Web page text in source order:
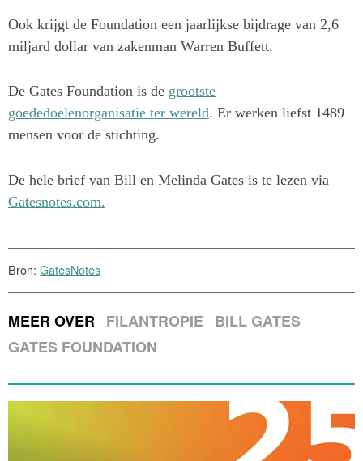
Ook krijgt de Foundation een jaarlijkse bijdrage van 2,6
miljard dollar van zakenman Warren Buffett.
De Gates Foundation is de grootste
goededoelenorganisatie ter wereld. Er werken liefst 1489
mensen voor de stichting.
De hele brief van Bill en Melinda Gates is te lezen via
Gatesnotes.com.
Bron: GatesNotes
MEER OVER FILANTROPIE BILL GATES
GATES FOUNDATION